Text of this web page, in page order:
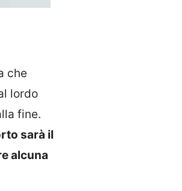
che
lordo
fine.
sarà il
alcuna